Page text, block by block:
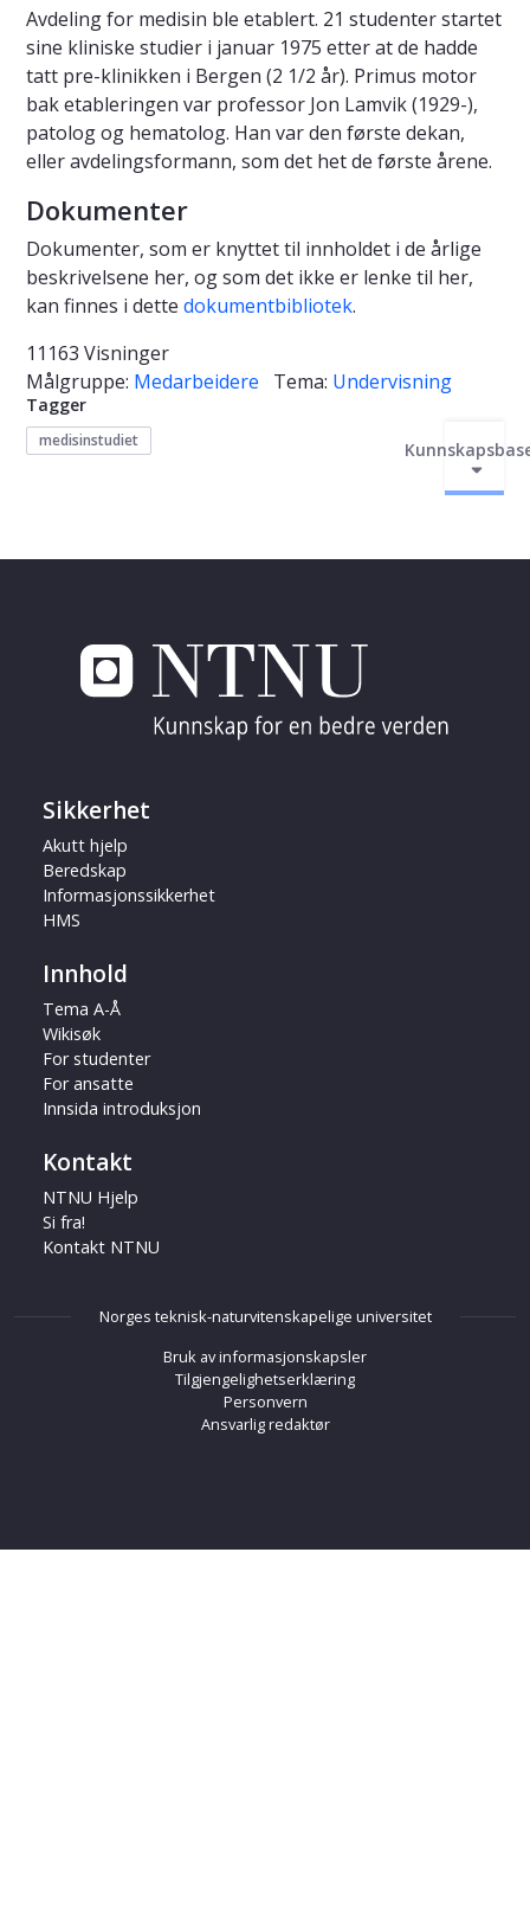
Avdeling for medisin ble etablert. 21 studenter startet
sine kliniske studier i januar 1975 etter at de hadde
tatt pre-klinikken i Bergen (2 1/2 år). Primus motor
bak etableringen var professor Jon Lamvik (1929-),
patolog og hematolog. Han var den første dekan,
eller avdelingsformann, som det het de første årene.
Dokumenter
Dokumenter, som er knyttet til innholdet i de årlige
beskrivelsene her, og som det ikke er lenke til her,
kan finnes i dette dokumentbibliotek.
11163 Visninger
Målgruppe: Medarbeidere Tema: Undervisning
Tagger
medisinstudiet
Sikkerhet
Akutt hjelp
Beredskap
Informasjonssikkerhet
HMS
Innhold
Tema A-Å
Wikisøk
For studenter
For ansatte
Innsida introduksjon
Kontakt
NTNU Hjelp
Si fra!
Kontakt NTNU
Norges teknisk-naturvitenskapelige universitet
Bruk av informasjonskapsler
Tilgjengelighetserklæring
Personvern
Ansvarlig redaktør